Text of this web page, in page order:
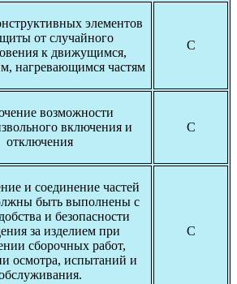
элементов
от случайного
к движущимся,
нагревающимся частям
С
возможности
включения и
отключения
С
и соединение частей
быть выполнены с
и безопасности
за изделием при
сборочных работ,
осмотра, испытаний и
С